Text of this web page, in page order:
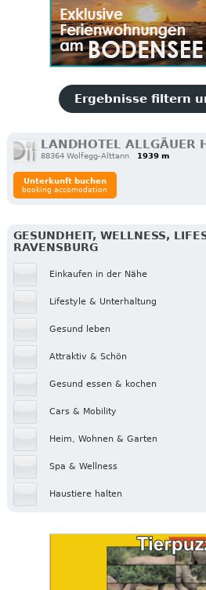
Ergebnisse filtern
LANDHOTEL ALLGÄUER
88364 Wolfegg-Alttann 1939 m
Unterkunft buchen
booking accomodation
GESUNDHEIT, WELLNESS,
RAVENSBURG
Einkaufen in der Nähe
Lifestyle & Unterhaltung
Gesund leben
Attraktiv & Schön
Gesund essen & kochen
Cars & Mobility
Heim, Wohnen & Garten
Spa & Wellness
Haustiere halten